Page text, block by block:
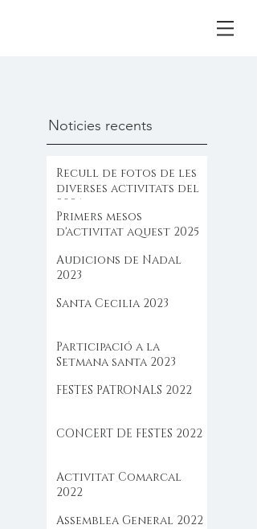
Noticies recents
Recull de fotos de les
diverses activitats del
2025
Primers mesos
d'activitat aquest 2025
Audicions de Nadal
2023
Santa Cecilia 2023
Participació a la
Setmana santa 2023
FESTES PATRONALS 2022
CONCERT DE FESTES 2022
Activitat Comarcal
2022
Assemblea General 2022